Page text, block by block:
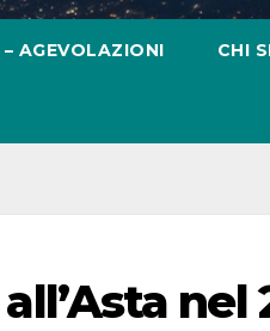
AGEVOLAZIONI CHI
nel